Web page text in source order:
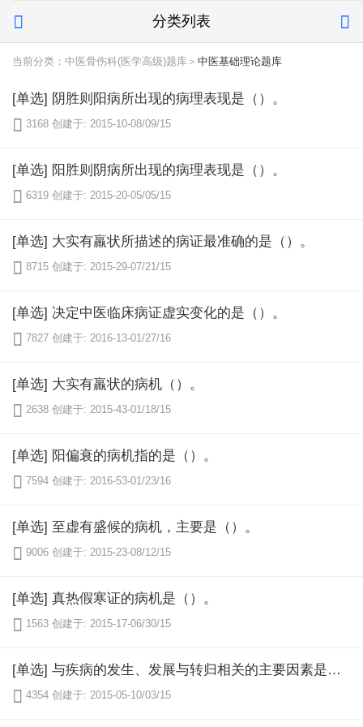
 分类列表 
当前分类：中医骨伤科(医学高级)题库＞ 中医基础理论题库
[单选] 阴胜则阳病所出现的病理表现是（）。
 3168 创建于: 2015-10-08/09/15
[单选] 阳胜则阴病所出现的病理表现是（）。
 6319 创建于: 2015-20-05/05/15
[单选] 大实有羸状所描述的病证最准确的是（）。
 8715 创建于: 2015-29-07/21/15
[单选] 决定中医临床病证虚实变化的是（）。
 7827 创建于: 2016-13-01/27/16
[单选] 大实有羸状的病机（）。
 2638 创建于: 2015-43-01/18/15
[单选] 阳偏衰的病机指的是（）。
 7594 创建于: 2016-53-01/23/16
[单选] 至虚有盛候的病机，主要是（）。
 9006 创建于: 2015-23-08/12/15
[单选] 真热假寒证的病机是（）。
 1563 创建于: 2015-17-06/30/15
[单选] 与疾病的发生、发展与转归相关的主要因素是（）。
 4354 创建于: 2015-05-10/03/15